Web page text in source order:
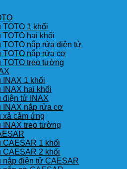
TOTO 1 khối
TOTO hai khối
TOTO nắp rửa điện tử
TOTO nắp rửa cơ
TOTO treo tường
INAX 1 khối
INAX hai khối
điện tử INAX
INAX nắp rửa cơ
xả cảm ứng
INAX treo tường
CAESAR 1 khối
CAESAR 2 khối
nắp điện tử CAESAR